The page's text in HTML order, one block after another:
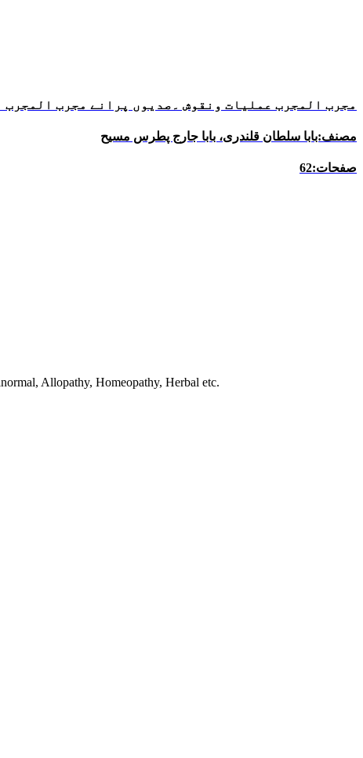
مجرب المجرب عملیات ونقوش ۔صدیوں پرانے مجرب
مصنف:بابا سلطان قلندری، بابا جارج پطرس مسیح
صفحات:62
Allopathy, Homeopathy, Herbal etc.